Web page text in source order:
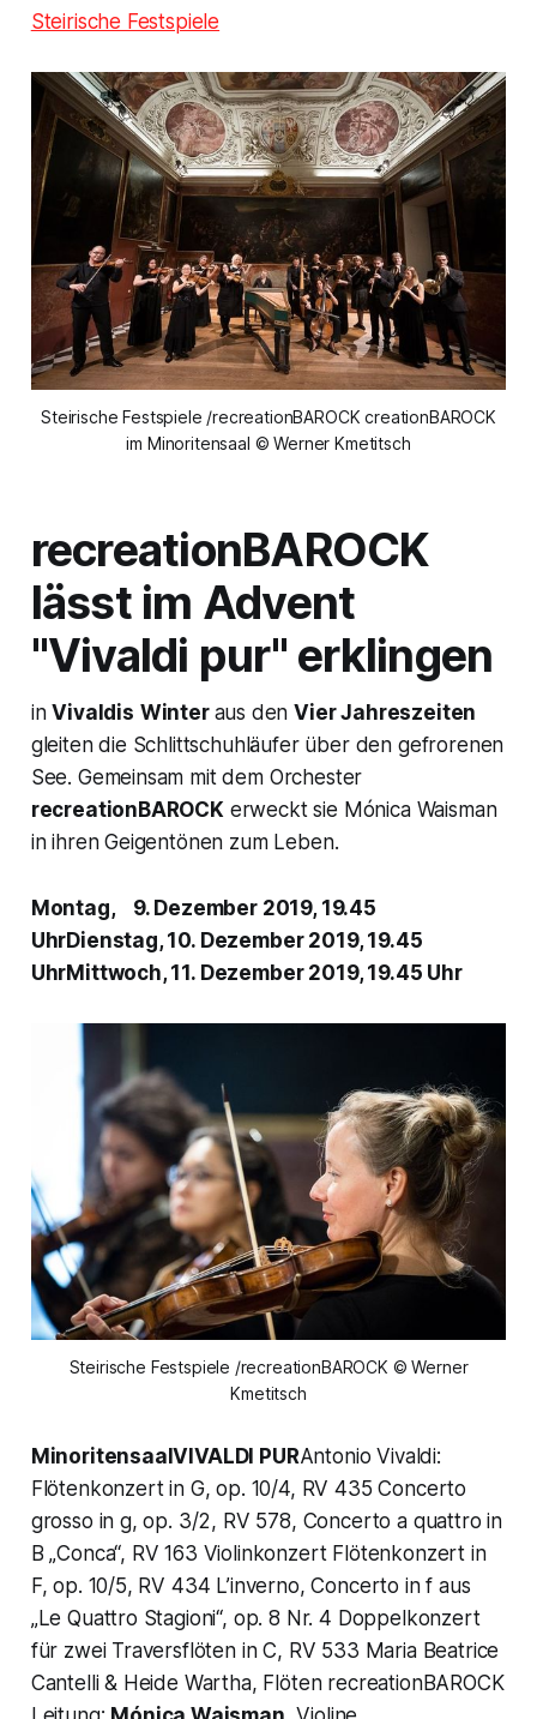
Steirische Festspiele
Steirische Festspiele /recreationBAROCK creationBAROCK
im Minoritensaal © Werner Kmetitsch
recreationBAROCK
lässt im Advent
"Vivaldi pur" erklingen
inVivaldis Winter aus denVier Jahreszeiten
gleiten die Schlittschuhläufer über den gefrorenen
See. Gemeinsam mit dem Orchester
recreationBAROCK erweckt sie Mónica Waisman
in ihren Geigentönen zum Leben.
Montag, 9. Dezember 2019, 19.45
UhrDienstag, 10. Dezember 2019, 19.45
UhrMittwoch, 11. Dezember 2019, 19.45 Uhr
Steirische Festspiele /recreationBAROCK © Werner
Kmetitsch
MinoritensaalVIVALDI PURAntonio Vivaldi:
Flötenkonzert in G, op. 10/4, RV 435 Concerto
grosso in g, op. 3/2, RV 578, Concerto a quattro in
B „Conca“, RV 163 Violinkonzert Flötenkonzert in
F, op. 10/5, RV 434 L’inverno, Concerto in f aus
„Le Quattro Stagioni“, op. 8 Nr. 4 Doppelkonzert
für zwei Traversflöten in C, RV 533 Maria Beatrice
Cantelli & Heide Wartha, Flöten recreationBAROCK